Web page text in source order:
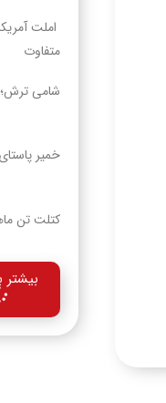
املت
متفاوت
شامی
خمیر
کتلت تن
بیشتر